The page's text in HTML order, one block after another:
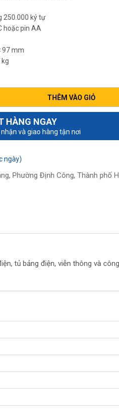
250.000 ký tự
hoặc pin AA
97 mm
kg
THÊM VÀO GIỎ
HÀNG NGAY
nhận và giao hàng tận nơi
ngày)
Phường Định Công, Thành phố
tủ bảng điện, viễn thông và